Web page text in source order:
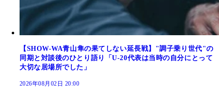
【SHOW-WA青山隼の果てしない延長戦】"調子乗り世代"の
同期と対談後のひとり語り「U-20代表は当時の自分にとって
大切な居場所でした」
2026年08月02日 20:00